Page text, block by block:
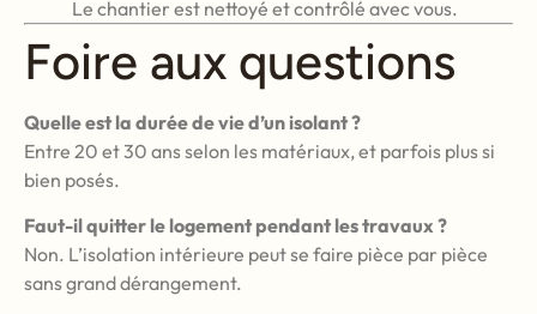
Le chantier est nettoyé et contrôlé avec vous.
Foire aux questions
Quelle est la durée de vie d’un isolant ?
Entre 20 et 30 ans selon les matériaux, et parfois plus si
bien posés.
Faut-il quitter le logement pendant les travaux ?
Non. L’isolation intérieure peut se faire pièce par pièce
sans grand dérangement.